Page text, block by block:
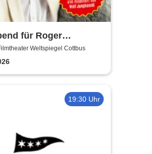
für Roger
- Die Bühnenshow
seinen großen Hits
Weltspiegel Cottbus
19:30 Uhr